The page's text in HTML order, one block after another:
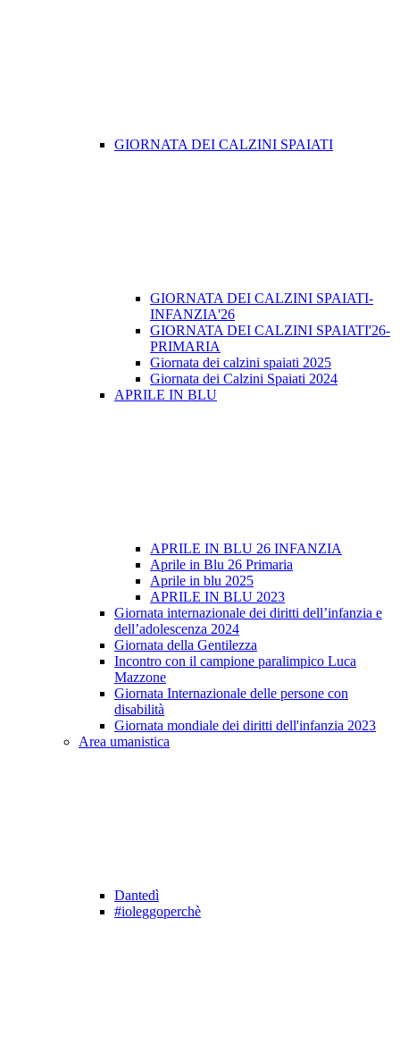
GIORNATA DEI CALZINI SPAIATI
GIORNATA DEI CALZINI SPAIATI-
INFANZIA'26
GIORNATA DEI CALZINI SPAIATI'26-
PRIMARIA
Giornata dei calzini spaiati 2025
Giornata dei Calzini Spaiati 2024
APRILE IN BLU
APRILE IN BLU 26 INFANZIA
Aprile in Blu 26 Primaria
Aprile in blu 2025
APRILE IN BLU 2023
Giornata internazionale dei diritti dell’infanzia e
dell’adolescenza 2024
Giornata della Gentilezza
Incontro con il campione paralimpico Luca
Mazzone
Giornata Internazionale delle persone con
disabilità
Giornata mondiale dei diritti dell'infanzia 2023
Area umanistica
Dantedì
#ioleggoperchè